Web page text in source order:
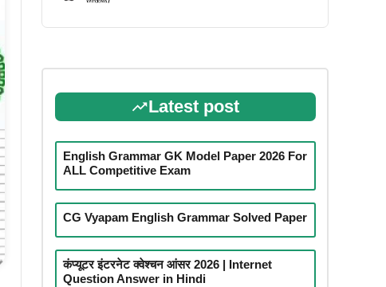
Latest post
English Grammar GK Model Paper 2026 For
ALL Competitive Exam
CG Vyapam English Grammar Solved Paper
कंप्यूटर इंटरनेट क्वेश्चन आंसर 2026 | Internet
Question Answer in Hindi